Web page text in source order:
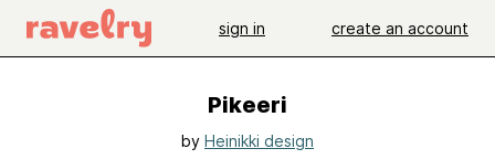
sign in create an account
Pikeeri
by Heinikki design